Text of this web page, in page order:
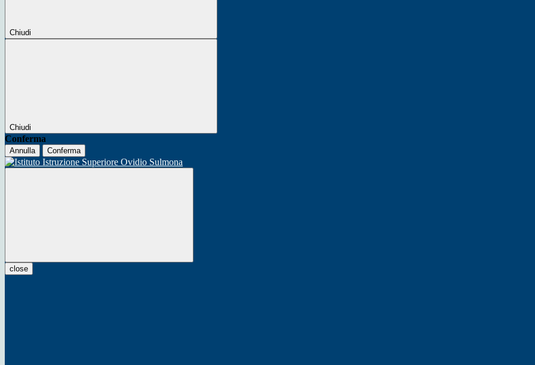
Chiudi
Chiudi
Conferma
Annulla Conferma
close